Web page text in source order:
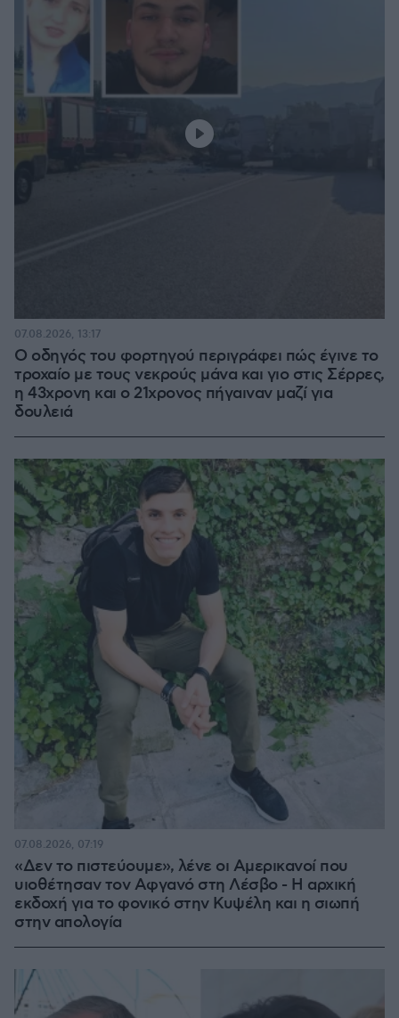
Ο οδηγός του φορτηγού περιγράφει πώς έγινε το
τροχαίο με τους νεκρούς μάνα και γιο στις Σέρρες,
η 43χρονη και ο 21χρονος πήγαιναν μαζί για
δουλειά
07.08.2026, 13:17
«Δεν το πιστεύουμε», λένε οι Αμερικανοί που
υιοθέτησαν τον Αφγανό στη Λέσβο - Η αρχική
εκδοχή για το φονικό στην Κυψέλη και η σιωπή
στην απολογία
07.08.2026, 07:19